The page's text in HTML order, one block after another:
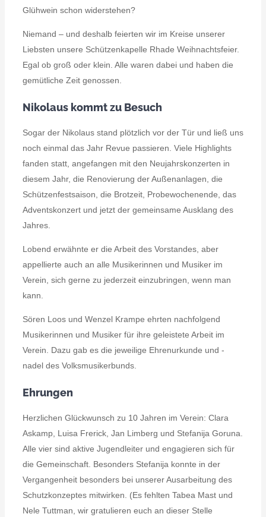
Glühwein schon widerstehen?
Niemand – und deshalb feierten wir im Kreise unserer
Liebsten unsere Schützenkapelle Rhade Weihnachtsfeier.
Egal ob groß oder klein. Alle waren dabei und haben die
gemütliche Zeit genossen.
Nikolaus kommt zu Besuch
Sogar der Nikolaus stand plötzlich vor der Tür und ließ uns
noch einmal das Jahr Revue passieren. Viele Highlights
fanden statt, angefangen mit den Neujahrskonzerten in
diesem Jahr, die Renovierung der Außenanlagen, die
Schützenfestsaison, die Brotzeit, Probewochenende, das
Adventskonzert und jetzt der gemeinsame Ausklang des
Jahres.
Lobend erwähnte er die Arbeit des Vorstandes, aber
appellierte auch an alle Musikerinnen und Musiker im
Verein, sich gerne zu jederzeit einzubringen, wenn man
kann.
Sören Loos und Wenzel Krampe ehrten nachfolgend
Musikerinnen und Musiker für ihre geleistete Arbeit im
Verein. Dazu gab es die jeweilige Ehrenurkunde und -
nadel des Volksmusikerbunds.
Ehrungen
Herzlichen Glückwunsch zu 10 Jahren im Verein: Clara
Askamp, Luisa Frerick, Jan Limberg und Stefanija Goruna.
Alle vier sind aktive Jugendleiter und engagieren sich für
die Gemeinschaft. Besonders Stefanija konnte in der
Vergangenheit besonders bei unserer Ausarbeitung des
Schutzkonzeptes mitwirken. (Es fehlten Tabea Mast und
Nele Tuttman, wir gratulieren euch an dieser Stelle